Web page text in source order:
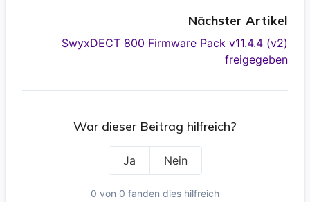
Nächster Artikel
SwyxDECT 800 Firmware Pack v11.4.4 (v2)
freigegeben
War dieser Beitrag hilfreich?
Ja Nein
0 von 0 fanden dies hilfreich